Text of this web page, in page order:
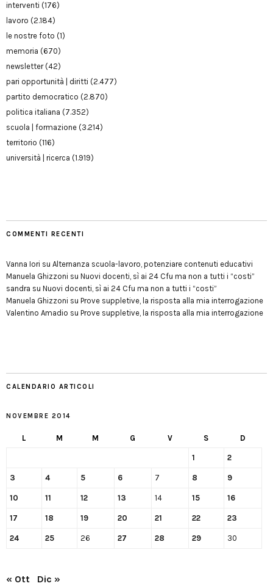
interventi (176)
lavoro (2.184)
le nostre foto (1)
memoria (670)
newsletter(42)
pari opportunità | diritti (2.477)
partito democratico (2.870)
politica italiana (7.352)
scuola | formazione (3.214)
territorio (116)
università | ricerca (1.919)
COMMENTI RECENTI
Vanna Iori su Alternanza scuola-lavoro, potenziare contenuti educativi
Manuela Ghizzoni su Nuovi docenti, sì ai 24 Cfu ma non a tutti i “costi”
sandra su Nuovi docenti, sì ai 24 Cfu ma non a tutti i “costi”
Manuela Ghizzoni su Prove suppletive, la risposta alla mia interrogazione
Valentino Amadio su Prove suppletive, la risposta alla mia interrogazione
CALENDARIO ARTICOLI
NOVEMBRE 2014
L M M G V S D
1 2
3 4 5 6 7 8 9
10 11 12 13 14 15 16
17 18 19 20 21 22 23
24 25 26 27 28 29 30
« Ott Dic »